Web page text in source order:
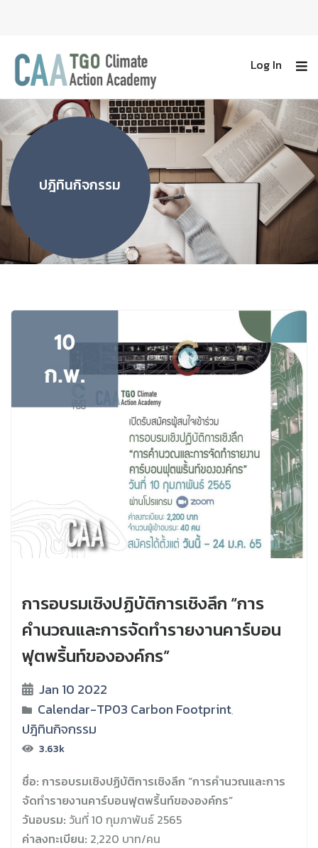
Log In
ปฎิทินกิจกรรม
การอบรมเชิงปฏิบัติการเชิงลึก “การ
คำนวณและการจัดทำรายงานคาร์บอน
ฟุตพริ้นท์ขององค์กร”
Jan 10 2022
Calendar-TP03 Carbon Footprint,
ปฎิทินกิจกรรม
3.63k
ชื่อ: การอบรมเชิงปฏิบัติการเชิงลึก “การคำนวณและการ
จัดทำรายงานคาร์บอนฟุตพริ้นท์ขององค์กร”
วันอบรม: วันที่ 10 กุมภาพันธ์ 2565
ค่าลงทะเบียน: 2,220 บาท/คน